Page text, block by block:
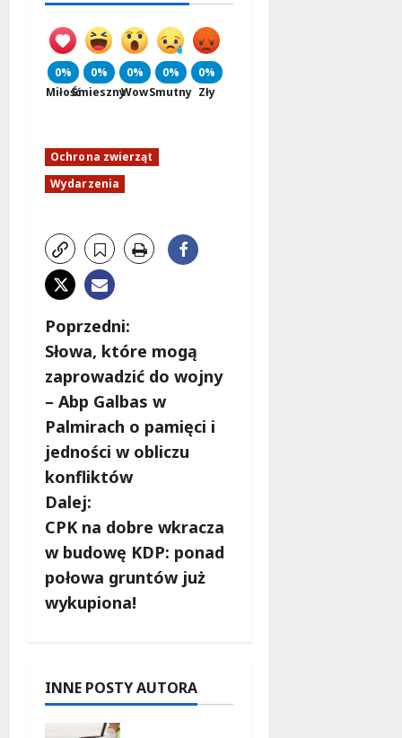
0%
Miłość
0%
Śmieszny
0%
Wow
0%
Smutny
0%
Zły
Ochrona zwierząt
Wydarzenia
Z
o
b
a
c
z
w
p
y
Poprzedni:
Słowa, które mogą
zaprowadzić do wojny
– Abp Galbas w
Palmirach o pamięci i
jedności w obliczu
konfliktów
Dalej:
CPK na dobre wkracza
w budowę KDP: ponad
połowa gruntów już
wykupiona!
INNE POSTY AUTORA